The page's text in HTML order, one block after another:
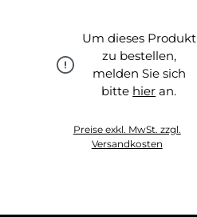
Um dieses Produkt
zu bestellen,
melden Sie sich
bitte hier an.
Preise exkl. MwSt. zzgl.
Versandkosten
hier